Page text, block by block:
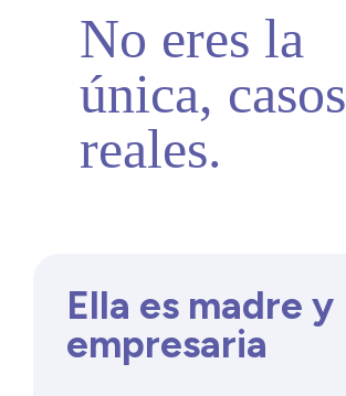
No eres la
única, casos
reales.
Ella es madre y
empresaria